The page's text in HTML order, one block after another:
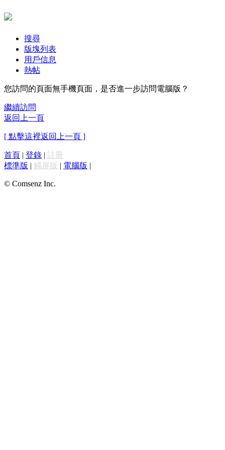
搜尋
版塊列表
用戶信息
熱帖
您訪問的頁面無手機頁面，是否進一步訪問電腦版？
繼續訪問
返回上一頁
[ 點擊這裡返回上一頁 ]
首頁 | 登錄 | 註冊
標準版 | 觸屏版 | 電腦版 |
© Comsenz Inc.